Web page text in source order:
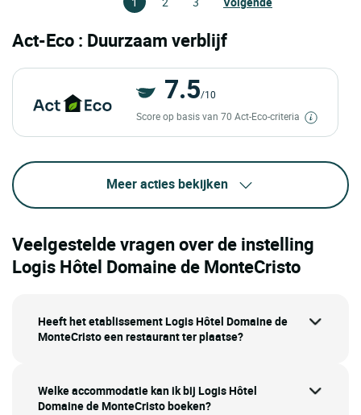
Act-Eco : Duurzaam verblijf
7.5/10
Score op basis van 70 Act-Eco-criteria
Meer acties bekijken
Veelgestelde vragen over de instelling
Logis Hôtel Domaine de MonteCristo
Heeft het etablissement Logis Hôtel Domaine de
MonteCristo een restaurant ter plaatse?
Welke accommodatie kan ik bij Logis Hôtel
Domaine de MonteCristo boeken?